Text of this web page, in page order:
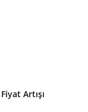
Artışı